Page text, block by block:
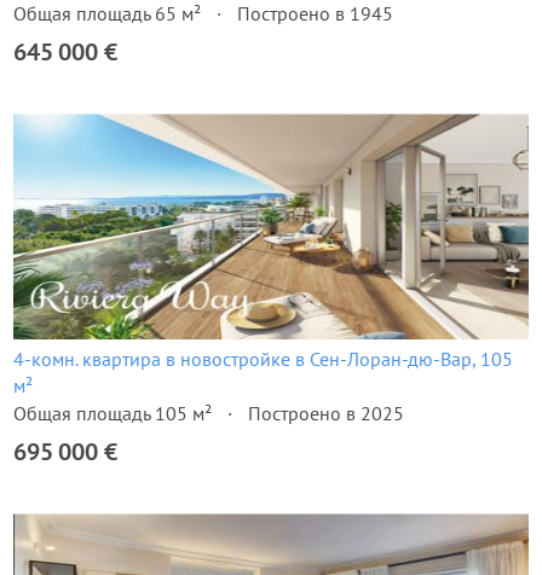
Общая площадь 65 м²
Построено в 1945
645 000 €
4-комн. квартира в новостройке в Сен-Лоран-дю-Вар, 105
м²
Общая площадь 105 м²
Построено в 2025
695 000 €